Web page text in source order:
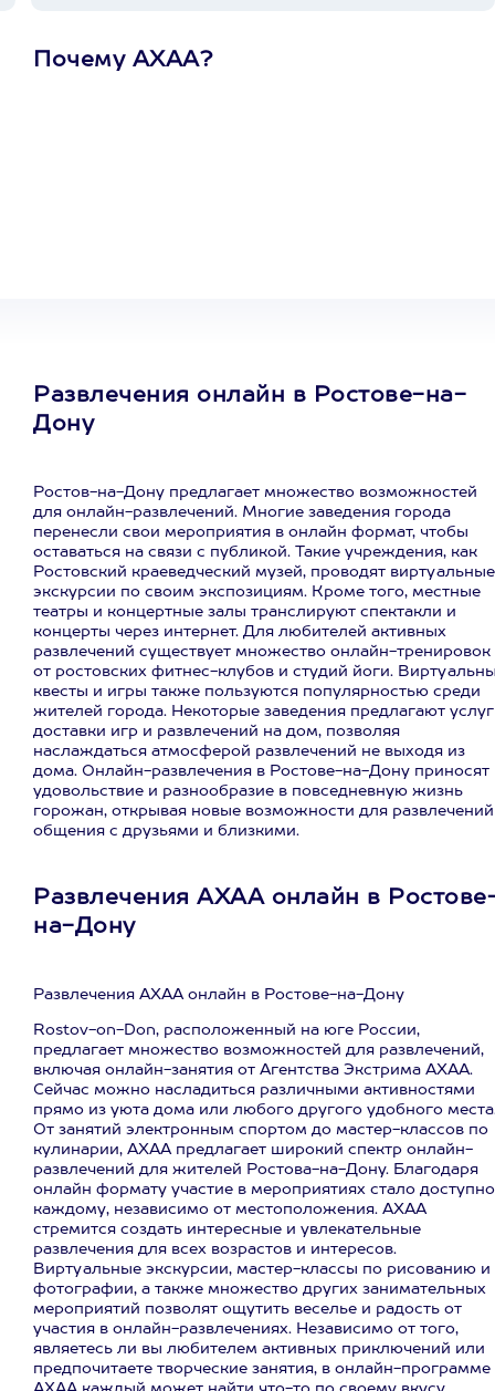
Почему АХАА?
Развлечения онлайн в Ростове-на-
Дону
Ростов-на-Дону предлагает множество возможностей
для онлайн-развлечений. Многие заведения города
перенесли свои мероприятия в онлайн формат, чтобы
оставаться на связи с публикой. Такие учреждения, как
Ростовский краеведческий музей, проводят виртуальные
экскурсии по своим экспозициям. Кроме того, местные
театры и концертные залы транслируют спектакли и
концерты через интернет. Для любителей активных
развлечений существует множество онлайн-тренировок
от ростовских фитнес-клубов и студий йоги.
квесты и игры также пользуются популярностью среди
жителей города. Некоторые заведения предлагают
доставки игр и развлечений на дом, позволяя
наслаждаться атмосферой развлечений не выходя из
дома. Онлайн-развлечения в Ростове-на-Дону приносят
удовольствие и разнообразие в повседневную жизнь
горожан, открывая новые возможности для
общения с друзьями и близкими.
Развлечения АХАА онлайн в
на-Дону
Развлечения АХАА онлайн в Ростове-на-Дону
Rostov-on-Don, расположенный на юге России,
предлагает множество возможностей для развлечений,
включая онлайн-занятия от Агентства Экстрима АХАА.
Сейчас можно насладиться различными активностями
прямо из уюта дома или любого другого удобного
От занятий электронным спортом до мастер-классов по
кулинарии, АХАА предлагает широкий спектр онлайн-
развлечений для жителей Ростова-на-Дону. Благодаря
онлайн формату участие в мероприятиях стало доступно
каждому, независимо от местоположения. АХАА
стремится создать интересные и увлекательные
развлечения для всех возрастов и интересов.
Виртуальные экскурсии, мастер-классы по рисованию и
фотографии, а также множество других занимательных
мероприятий позволят ощутить веселье и радость от
участия в онлайн-развлечениях. Независимо от того,
являетесь ли вы любителем активных приключений или
предпочитаете творческие занятия, в онлайн-программе